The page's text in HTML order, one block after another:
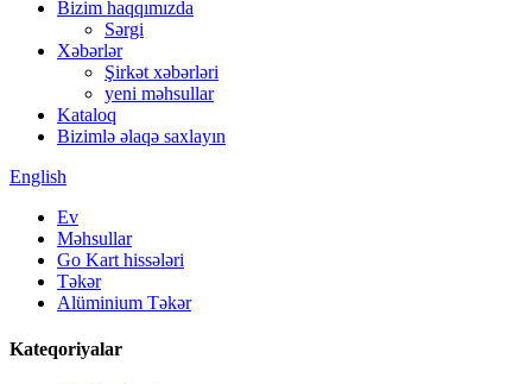
Bizim haqqımızda
Sərgi
Xəbərlər
Şirkət xəbərləri
yeni məhsullar
Kataloq
Bizimlə əlaqə saxlayın
English
Ev
Məhsullar
Go Kart hissələri
Təkər
Alüminium Təkər
Kateqoriyalar